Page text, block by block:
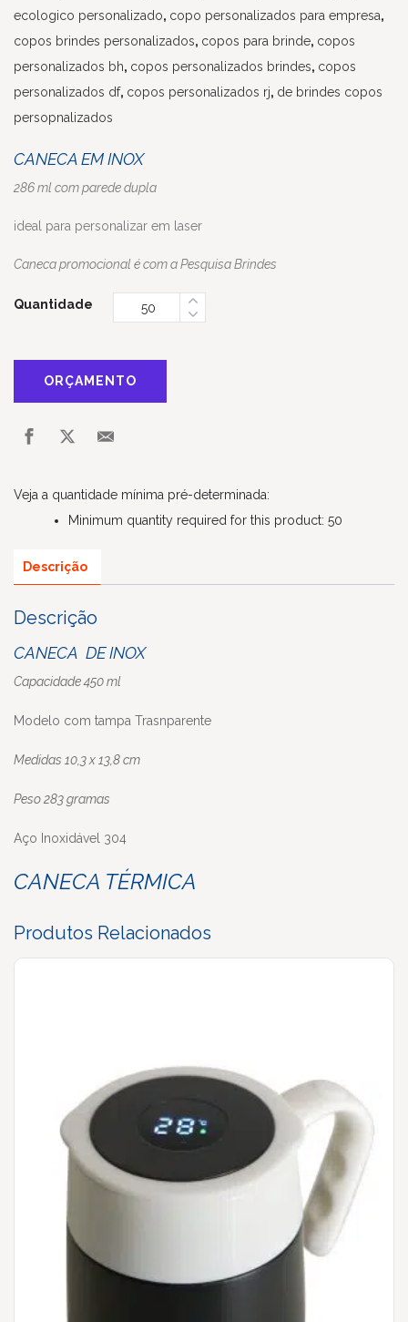
ecologico personalizado, copo personalizados para empresa,
copos brindes personalizados, copos para brinde, copos
personalizados bh, copos personalizados brindes, copos
personalizados df, copos personalizados rj, de brindes copos
persopnalizados
CANECA EM INOX
286 ml com parede dupla
ideal para personalizar em laser
Caneca promocional é com a Pesquisa Brindes
Quantidade
ORÇAMENTO
Veja a quantidade mínima pré-determinada:
Minimum quantity required for this product: 50
Descrição
Descrição
CANECA DE INOX
Capacidade 450 ml
Modelo com tampa Trasnparente
Medidas 10,3 x 13,8 cm
Peso 283 gramas
Aço Inoxidável 304
CANECA TÉRMICA
Produtos Relacionados